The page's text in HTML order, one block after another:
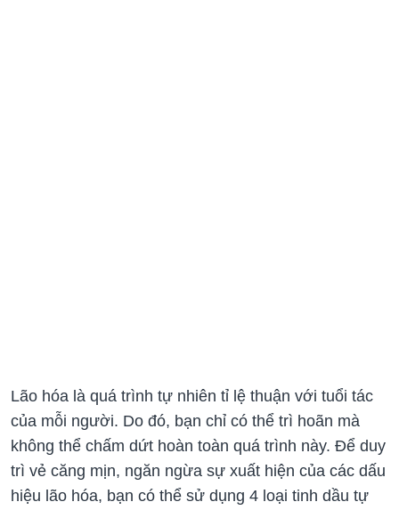
Lão hóa là quá trình tự nhiên tỉ lệ thuận với tuổi tác
của mỗi người. Do đó, bạn chỉ có thể trì hoãn mà
không thể chấm dứt hoàn toàn quá trình này. Để duy
trì vẻ căng mịn, ngăn ngừa sự xuất hiện của các dấu
hiệu lão hóa, bạn có thể sử dụng 4 loại tinh dầu tự